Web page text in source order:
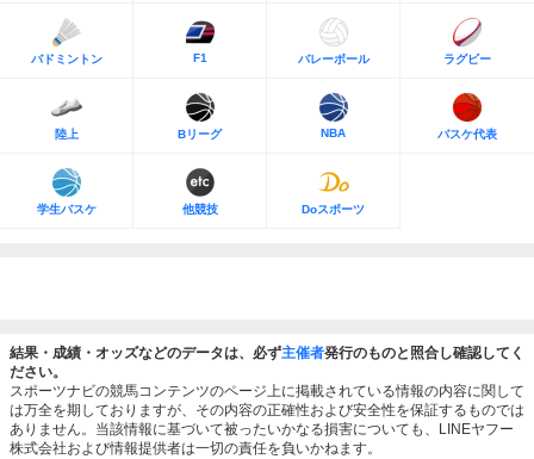
バドミントン F1 バレーボール ラグビー
陸上 Bリーグ NBA バスケ代表
学生バスケ 他競技 Doスポーツ
結果・成績・オッズなどのデータは、必ず主催者発行のものと照合し確認してく
ださい。
スポーツナビの競馬コンテンツのページ上に掲載されている情報の内容に関して
は万全を期しておりますが、その内容の正確性および安全性を保証するものでは
ありません。当該情報に基づいて被ったいかなる損害についても、LINEヤフー
株式会社および情報提供者は一切の責任を負いかねます。